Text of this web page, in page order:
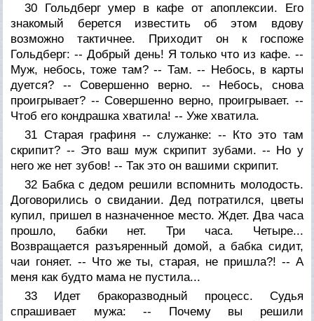
30 Гольдберг умер в кафе от апоплексии. Его
знакомый берется известить об этом вдову
возможно тактичнее. Приходит он к госпоже
Гольдберг: -- Добрый день! Я только что из кафе. --
Муж, небось, тоже там? -- Там. -- Небось, в карты
дуется? -- Совершенно верно. -- Небось, снова
проигрывает? -- Совершенно верно, проигрывает. --
Чтоб его кондрашка хватила! -- Уже хватила.
31 Старая графиня -- служанке: -- Кто это там
скрипит? -- Это ваш муж скрипит зубами. -- Но у
него же нет зубов! -- Так это он вашими скрипит.
32 Бабка с дедом решили вспомнить молодость.
Договорились о свидании. Дед потратился, цветы
купил, пришел в назначенное место. Ждет. Два часа
прошло, бабки нет. Три часа. Четыре...
Возвращается разъяренный домой, а бабка сидит,
чаи гоняет. -- Что же ты, старая, не пришла?! -- А
меня как будто мама не пустила...
33 Идет бракоразводный процесс. Судья
спрашивает мужа: -- Почему вы решили